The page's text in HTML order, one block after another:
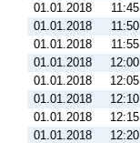
01.01.2018
11:45
01.01.2018
11:50
01.01.2018
11:55
01.01.2018
12:00
01.01.2018
12:05
01.01.2018
12:10
01.01.2018
12:15
01.01.2018
12:20